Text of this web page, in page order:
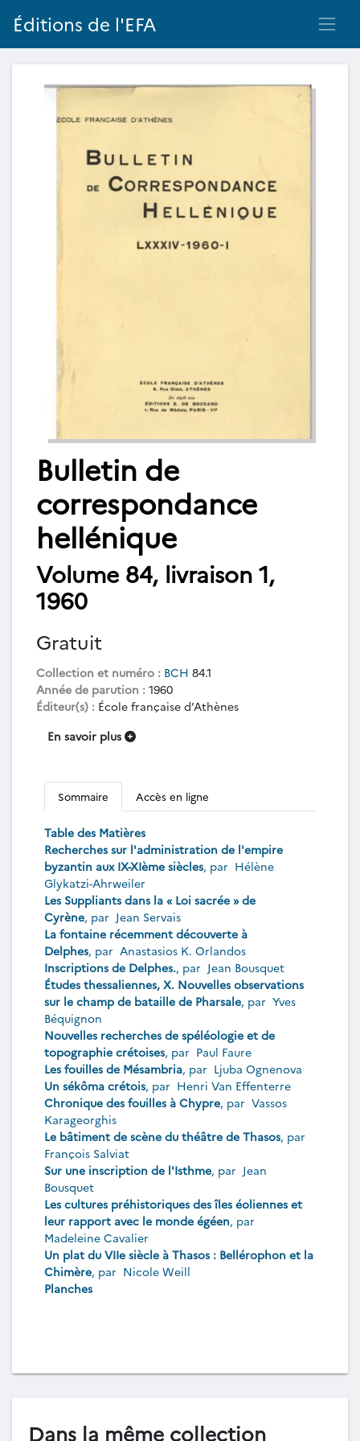
Éditions de l'EFA
Bulletin de
correspondance
hellénique
Volume 84, livraison 1,
1960
Gratuit
Collection et numéro : BCH 84.1
Année de parution : 1960
Éditeur(s) : École française d’Athènes
En savoir plus
Sommaire Accès en ligne
Table des Matières
Recherches sur l'administration de l'empire
byzantin aux IX-XIème siècles, par Hélène
Glykatzi-Ahrweiler
Les Suppliants dans la « Loi sacrée » de
Cyrène, par Jean Servais
La fontaine récemment découverte à
Delphes, par Anastasios K. Orlandos
Inscriptions de Delphes., par Jean Bousquet
Études thessaliennes, X. Nouvelles observations
sur le champ de bataille de Pharsale, par Yves
Béquignon
Nouvelles recherches de spéléologie et de
topographie crétoises, par Paul Faure
Les fouilles de Mésambria, par Ljuba Ognenova
Un sékôma crétois, par Henri Van Effenterre
Chronique des fouilles à Chypre, par Vassos
Karageorghis
Le bâtiment de scène du théâtre de Thasos, par
François Salviat
Sur une inscription de l'Isthme, par Jean
Bousquet
Les cultures préhistoriques des îles éoliennes et
leur rapport avec le monde égéen, par
Madeleine Cavalier
Un plat du VIIe siècle à Thasos : Bellérophon et la
Chimère, par Nicole Weill
Planches
Dans la même collection